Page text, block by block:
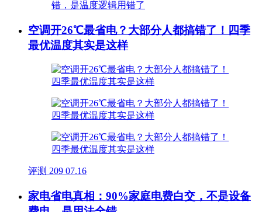
空调开26℃最省电？大部分人都搞错了！四季
最优温度其实是这样
评测 209 07.16
家电省电真相：90%家庭电费白交，不是设备